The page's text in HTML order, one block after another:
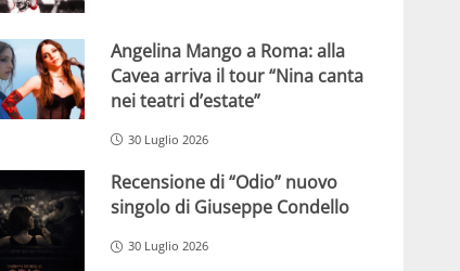
Angelina Mango a Roma: alla
Cavea arriva il tour “Nina canta
nei teatri d’estate”
30 Luglio 2026
Recensione di “Odio” nuovo
singolo di Giuseppe Condello
30 Luglio 2026